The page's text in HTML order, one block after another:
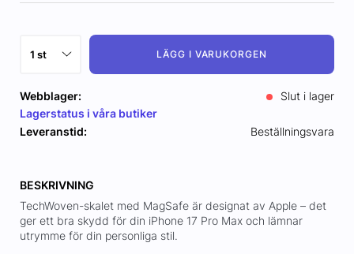
LÄGG I VARUKORGEN
Webblager:
Slut i lager
Lagerstatus i våra butiker
Leveranstid:
Beställningsvara
BESKRIVNING
TechWoven-skalet med MagSafe är designat av Apple – det
ger ett bra skydd för din iPhone 17 Pro Max och lämnar
utrymme för din personliga stil.